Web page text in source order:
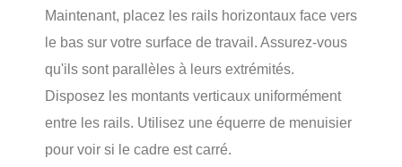
Maintenant, placez les rails horizontaux face vers
le bas sur votre surface de travail. Assurez-vous
qu'ils sont parallèles à leurs extrémités.
Disposez les montants verticaux uniformément
entre les rails. Utilisez une équerre de menuisier
pour voir si le cadre est carré.